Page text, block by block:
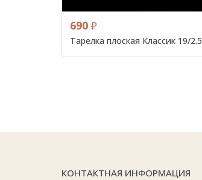
690 ₽
Тарелка плоская Классик 19/2.5
КОНТАКТНАЯ ИНФОРМАЦИЯ